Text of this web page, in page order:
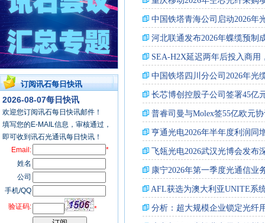
订阅讯石每日快讯
2026-08-07每日快讯
欢迎您订阅讯石每日快讯邮件！
填写您的E-MAIL信息，审核通过，
即可收到讯石光通讯每日快讯！
Email:
*
姓名
公司
手机/QQ
验证码:
*